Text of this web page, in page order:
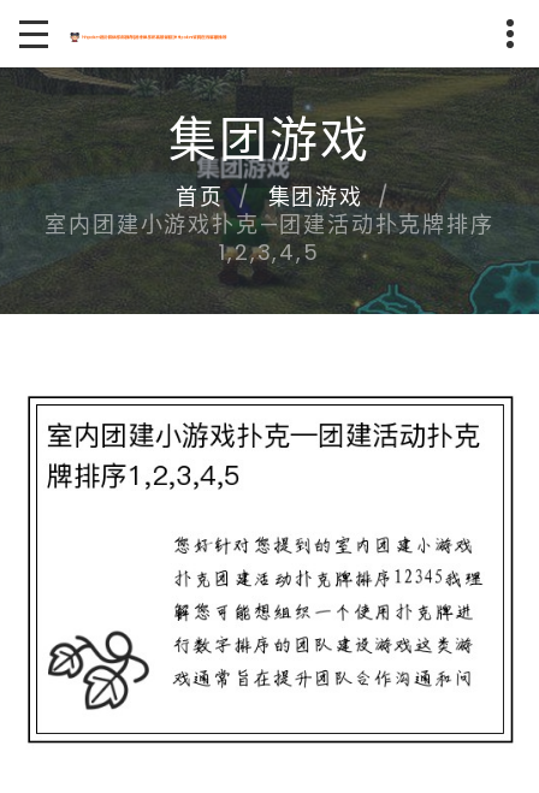
集团游戏
首页
集团游戏
室内团建小游戏扑克—团建活动扑克牌排序
1,2,3,4,5